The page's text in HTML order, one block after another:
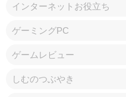
インターネットお役立ち
ゲーミングPC
ゲームレビュー
しむのつぶやき